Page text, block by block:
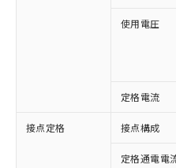
使用電圧
定格電流
接点定格 接点構成
定格通電電
対応済み：EU
非含有に対応した製
対応予定：EU RoHS
有に対応した製品に